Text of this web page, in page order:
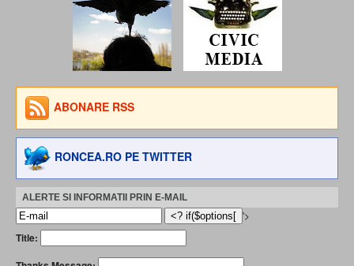
ABONARE RSS
RONCEA.RO PE TWITTER
ALERTE SI INFORMATII PRIN E-MAIL
'>
Title: